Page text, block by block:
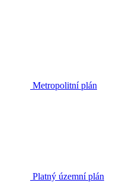
Metropolitní plán
Platný územní plán